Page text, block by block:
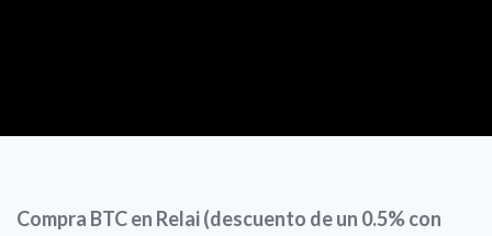
Compra BTC en Relai (descuento de un 0.5% con